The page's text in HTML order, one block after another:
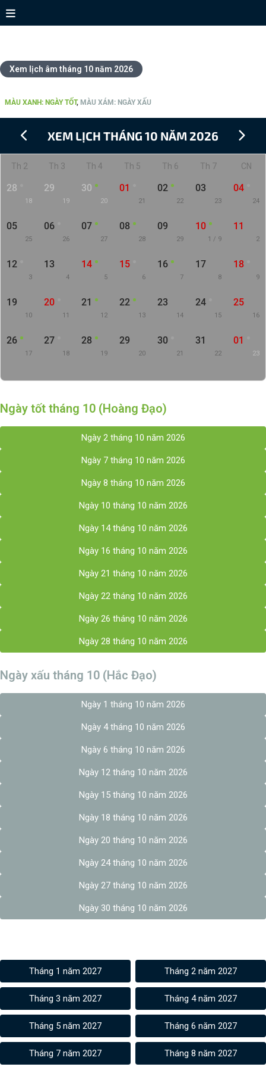
Xem lịch âm tháng 10 năm 2026
MÀU XANH: NGÀY TỐT, MÀU XÁM: NGÀY XẤU
XEM LỊCH THÁNG 10 NĂM 2026
Th 2 Th 3 Th 4 Th 5 Th 6 Th 7 CN
28
18
29
19
30
20
01
21
02
22
03
23
04
24
05
25
06
26
07
27
08
28
09
29
10
1 / 9
11
2
12
3
13
4
14
5
15
6
16
7
17
8
18
9
19
10
20
11
21
12
22
13
23
14
24
15
25
16
26
17
27
18
28
19
29
20
30
21
31
22
01
23
Ngày tốt tháng 10 (Hoàng Đạo)
Ngày 2 tháng 10 năm 2026
Ngày 7 tháng 10 năm 2026
Ngày 8 tháng 10 năm 2026
Ngày 10 tháng 10 năm 2026
Ngày 14 tháng 10 năm 2026
Ngày 16 tháng 10 năm 2026
Ngày 21 tháng 10 năm 2026
Ngày 22 tháng 10 năm 2026
Ngày 26 tháng 10 năm 2026
Ngày 28 tháng 10 năm 2026
Ngày xấu tháng 10 (Hắc Đạo)
Ngày 1 tháng 10 năm 2026
Ngày 4 tháng 10 năm 2026
Ngày 6 tháng 10 năm 2026
Ngày 12 tháng 10 năm 2026
Ngày 15 tháng 10 năm 2026
Ngày 18 tháng 10 năm 2026
Ngày 20 tháng 10 năm 2026
Ngày 24 tháng 10 năm 2026
Ngày 27 tháng 10 năm 2026
Ngày 30 tháng 10 năm 2026
Tháng 1 năm 2027 Tháng 2 năm 2027
Tháng 3 năm 2027 Tháng 4 năm 2027
Tháng 5 năm 2027 Tháng 6 năm 2027
Tháng 7 năm 2027 Tháng 8 năm 2027